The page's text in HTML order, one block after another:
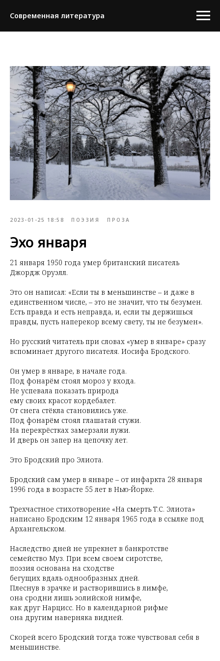
Современная литература
2023-01-25 18:58 ПОЭЗИЯ ПРОЗА
Эхо января
21 января 1950 года умер британский писатель
Джордж Оруэлл.
Это он написал: «Если ты в меньшинстве – и даже в
единственном числе, – это не значит, что ты безумен.
Есть правда и есть неправда, и, если ты держишься
правды, пусть наперекор всему свету, ты не безумен».
Но русский читатель при словах «умер в январе» сразу
вспоминает другого писателя. Иосифа Бродского.
Он умер в январе, в начале года.
Под фонарём стоял мороз у входа.
Не успевала показать природа
ему своих красот кордебалет.
От снега стёкла становились уже.
Под фонарём стоял глашатай стужи.
На перекрёстках замерзали лужи.
И дверь он запер на цепочку лет.
Это Бродский про Элиота.
Бродский сам умер в январе – от инфаркта 28 января
1996 года в возрасте 55 лет в Нью-Йорке.
Трехчастное стихотворение «На смерть Т.С. Элиота»
написано Бродским 12 января 1965 года в ссылке под
Архангельском.
Наследство дней не упрекнет в банкротстве
семейство Муз. При всем своем сиротстве,
поэзия основана на сходстве
бегущих вдаль однообразных дней.
Плеснув в зрачке и растворившись в лимфе,
она сродни лишь эолийской нимфе,
как друг Нарцисс. Но в календарной рифме
она другим наверняка видней.
Скорей всего Бродский тогда тоже чувствовал себя в
меньшинстве.